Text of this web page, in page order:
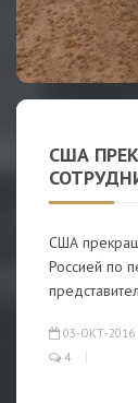
США
США
Россией по
03-ОКТ-2016
4